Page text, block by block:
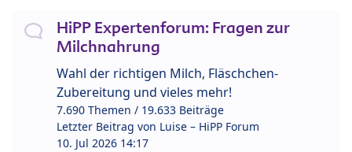
HiPP Expertenforum: Fragen zur
Milchnahrung
Wahl der richtigen Milch, Fläschchen-
Zubereitung und vieles mehr!
7.690 Themen / 19.633 Beiträge
Letzter Beitrag von Luise – HiPP Forum
10. Jul 2026 14:17